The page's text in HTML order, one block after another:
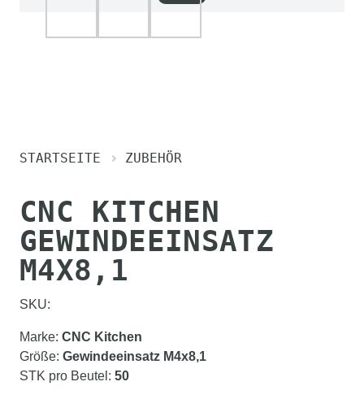
STARTSEITE ZUBEHÖR
CNC KITCHEN
GEWINDEEINSATZ
M4X8,1
SKU:
Marke: CNC Kitchen
Größe: Gewindeeinsatz M4x8,1
STK pro Beutel : 50